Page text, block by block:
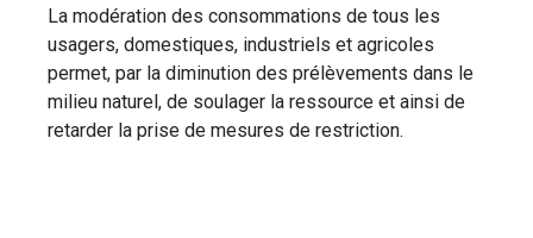
La modération des consommations de tous les
usagers, domestiques, industriels et agricoles
permet, par la diminution des prélèvements dans le
milieu naturel, de soulager la ressource et ainsi de
retarder la prise de mesures de restriction.